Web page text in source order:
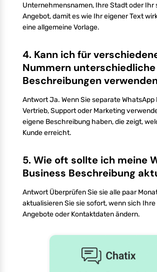
Unternehmensnamen, Ihre Stadt oder Ihr
Angebot, damit es wie Ihr eigener Text
eine allgemeine Vorlage.
4. Kann ich für
Nummern unterschiedliche
Beschreibungen
Antwort Ja. Wenn Sie separate
Vertrieb, Support oder Marketing
eigene Beschreibung haben, die zeigt,
Kunde erreicht.
5. Wie oft sollte ich meine
Business Beschreibung
Antwort Überprüfen Sie sie alle paar
aktualisieren Sie sie sofort, wenn sich
Angebote oder Kontaktdaten ändern.